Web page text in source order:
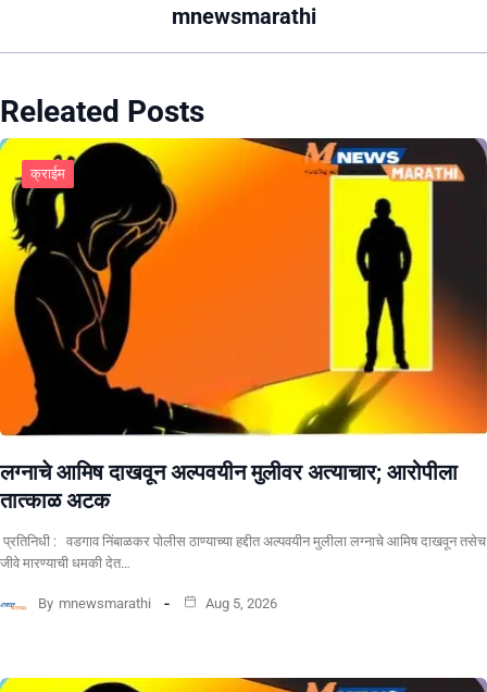
mnewsmarathi
Releated Posts
क्राईम
लग्नाचे आमिष दाखवून अल्पवयीन मुलीवर अत्याचार; आरोपीला
तात्काळ अटक
प्रतिनिधी : वडगाव निंबाळकर पोलीस ठाण्याच्या हद्दीत अल्पवयीन मुलीला लग्नाचे आमिष दाखवून तसेच
जीवे मारण्याची धमकी देत…
By mnewsmarathi Aug 5, 2026